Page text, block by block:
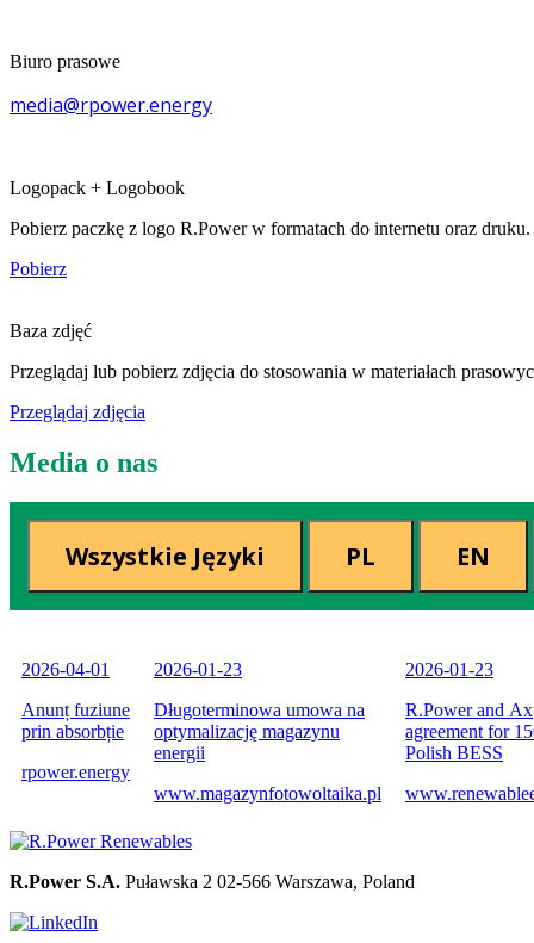
Biuro prasowe
media@rpower.energy
Logopack + Logobook
Pobierz paczkę z logo R.Power w formatach do internetu oraz druku.
Pobierz
Baza zdjęć
Przeglądaj lub pobierz zdjęcia do stosowania w materiałach
Przeglądaj zdjęcia
Media o nas
Wszystkie Języki PL EN
2026-04-01
Anunț fuziune
prin absorbție
rpower.energy
2026-01-23
Długoterminowa umowa na
optymalizację magazynu
energii
www.magazynfotowoltaika.pl
2026-01-23
R.Power and
agreement for
Polish BESS
R.Power S.A. Puławska 2 02-566 Warszawa, Poland